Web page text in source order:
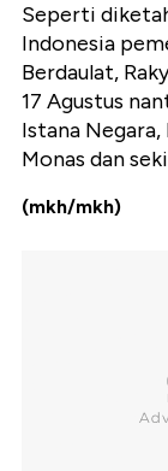
Seperti
Indonesia
Berdaulat,
17 Agustus
Istana
Monas dan
(mkh/mkh)